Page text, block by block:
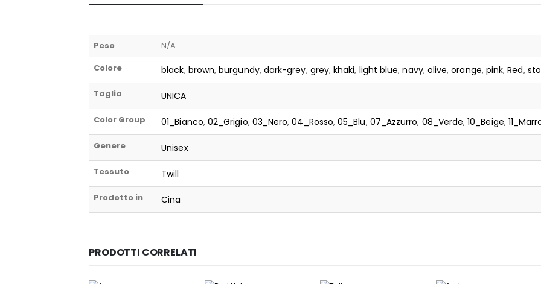
Peso
N/A
Colore
black, brown,burgundy, dark-grey, grey,khaki, light blue,navy, olive,orange, pink,Red,
Taglia UNICA
Color Group 01_Bianco, 02_Grigio, 03_Nero,04_Rosso,05_Blu, 07_Azzurro, 08_Verde,10_Beige,
Genere Unisex
Tessuto Twill
Prodotto in Cina
PRODOTTI CORRELATI